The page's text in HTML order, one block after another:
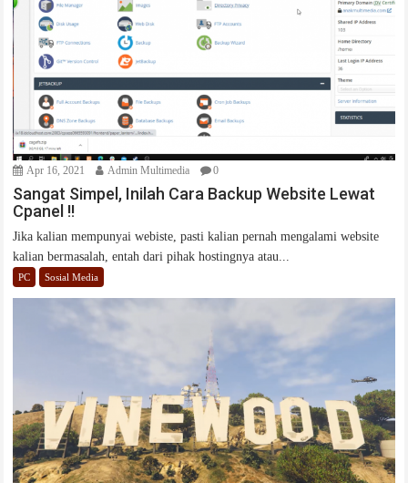
Apr 16, 2021 Admin Multimedia 0
Sangat Simpel, Inilah Cara Backup Website Lewat
Cpanel !!
Jika kalian mempunyai webiste, pasti kalian pernah mengalami website
kalian bermasalah, entah dari pihak hostingnya atau...
PC Sosial Media